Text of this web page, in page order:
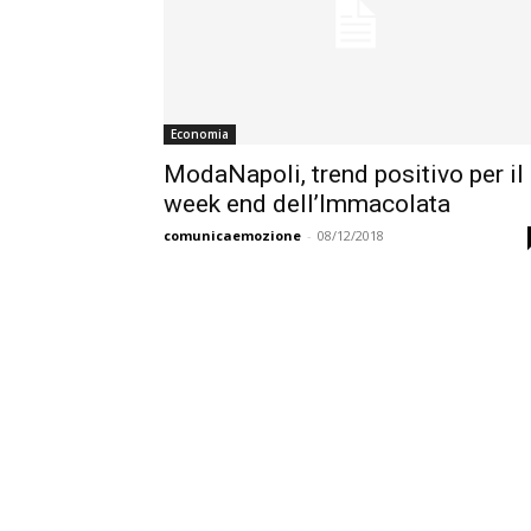
Economia
ModaNapoli, trend positivo per il
week end dell’Immacolata
comunicaemozione - 08/12/2018